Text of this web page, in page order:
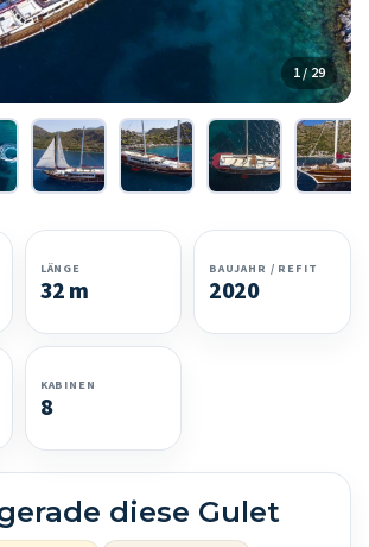
1 / 29
LÄNGE
32 m
BAUJAHR / REFIT
2020
KABINEN
8
diese Gulet